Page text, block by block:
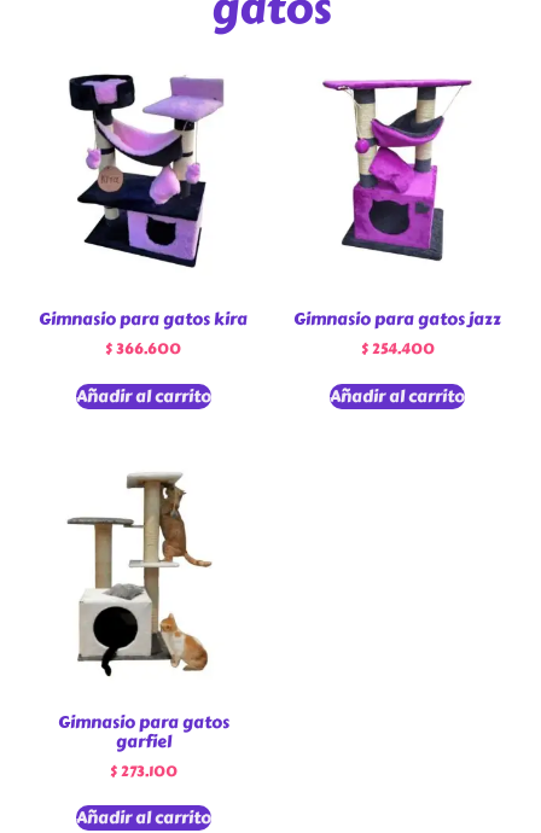
Gimnasio para gatos kira
$366.600
Añadir al carrito
Gimnasio para gatos jazz
$254.400
Añadir al carrito
Gimnasio para gatos
garfiel
$273.100
Añadir al carrito